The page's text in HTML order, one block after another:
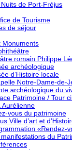
de Port-Fréjus
de Tourisme
de séjour
Monuments
romain Philippe
archéologique
d’Histoire locale
Notre-Dame-de-
archéologique du
Patrimoine / Tour
Aurélienne
vous du patrimoine
Ville d’art et
«Rendez-
du